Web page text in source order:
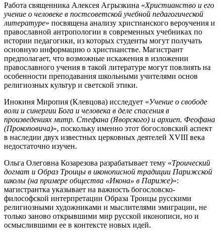
Работа священника Алексея Агрызкина «Христианство и его
учение о человеке в постсоветской учебной педагогической
литературе» посвящена анализу христианского вероучения и
православной антропологии в современных учебниках по
истории педагогики, из которых студенты могут получать
основную информацию о христианстве. Магистрант
предполагает, что возможные искажения в изложении
православного учения в такой литературе могут повлиять на
особенности преподавания школьными учителями основ
религиозных культур и светской этики.
Инокиня Миропия (Клевцова) исследует «Учение о свободе
воли и синергии Бога и человека в деле спасения в
произведениях митр. Стефана (Яворского) и архиеп. Феофана
(Прокоповича)», поскольку именно этот богословский аспект
в наследии двух известных церковных деятелей XVIII века
недостаточно изучен.
Ольга Олеговна Козарезова разрабатывает тему «Троический
догмат и Образ Троицы в иконописной традиции Парижской
школы (на примере общества «Икона» в Париже)»:
магистрантка указывает на важность богословско-
философской интерпретации Образа Троицы русскими
религиозными художниками и мыслителями эмиграции, не
только заново открывшими мир русской иконописи, но и
осмыслившими ее в контексте новых идей.